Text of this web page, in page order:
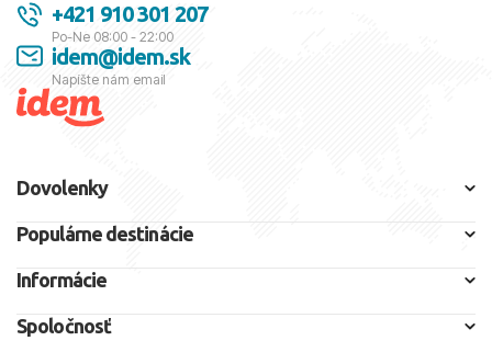
+421 910 301 207
Po-Ne 08:00 - 22:00
idem@idem.sk
Napíšte nám email
Dovolenky
Populárne destinácie
Informácie
Spoločnosť